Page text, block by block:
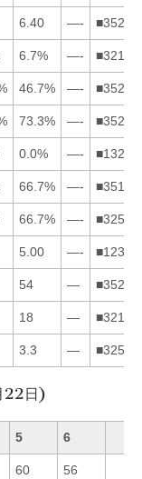
6.40 —-
6.7% —-
46.7% —-
73.3% —-
0.0% —-
66.7% —-
66.7% —-
5.00 —-
54 —
18 —
3.3 —
22日)
5 6
60 56